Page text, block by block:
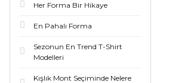
Her Forma Bir Hikaye
En Pahalı Forma
Sezonun En Trend T-Shirt
Modelleri
Kışlık Mont Seçiminde Nelere